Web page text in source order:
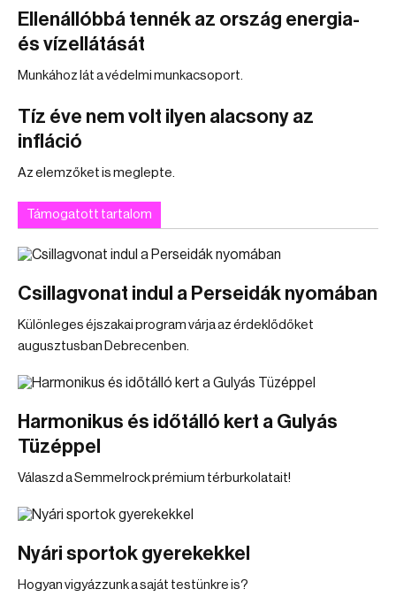
Ellenállóbbá tennék az ország energia-
és vízellátását
Munkához lát a védelmi munkacsoport.
Tíz éve nem volt ilyen alacsony az
infláció
Az elemzőket is meglepte.
Támogatott tartalom
Csillagvonat indul a Perseidák nyomában
Különleges éjszakai program várja az érdeklődőket
augusztusban Debrecenben.
Harmonikus és időtálló kert a Gulyás
Tüzéppel
Válaszd a Semmelrock prémium térburkolatait!
Nyári sportok gyerekekkel
Hogyan vigyázzunk a saját testünkre is?